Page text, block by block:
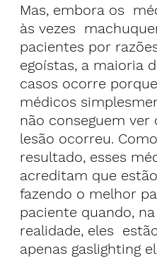
Mas, embora os
às vezes
pacientes por
egoístas, a maioria
casos ocorre
médicos
não conseguem ver
lesão ocorreu. Como
resultado, esses
acreditam que estão
fazendo o melhor
paciente quando, na
realidade, eles
apenas gaslighting